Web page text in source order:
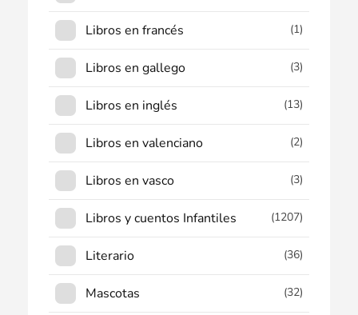
Libros en francés (1)
Libros en gallego (3)
Libros en inglés (13)
Libros en valenciano (2)
Libros en vasco (3)
Libros y cuentos Infantiles (1207)
Literario (36)
Mascotas (32)